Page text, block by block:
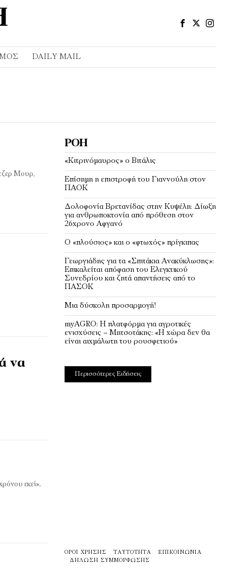
DAILY MAIL
Μουρ,
να
εκεί»,
ΡΟΉ
«Κιτρινόμαυρος» ο Βιτάλις
Επίσημη η επιστροφή του Γιαννούλη στον
ΠΑΟΚ
Δολοφονία Βρετανίδας στην Κυψέλη: Δίωξη
για ανθρωποκτονία από πρόθεση στον
26χρονο Αφγανό
Ο «πλούσιος» και ο «φτωχός» πρίγκιπας
Γεωργιάδης για τα «Σπιτάκια Ανακύκλωσης»:
Επικαλείται απόφαση του Ελεγκτικού
Συνεδρίου και ζητά απαντήσεις από το
ΠΑΣΟΚ
Μια δύσκολη προσαρμογή!
myAGRO: Η πλατφόρμα για αγροτικές
ενισχύσεις – Μητσοτάκης: «Η χώρα δεν θα
είναι αιχμάλωτη του ρουσφετιού»
Περισσότερες Ειδήσεις
ΌΡΟΙ ΧΡΉΣΗΣ ΤΑΥΤΌΤΗΤΑ
ΕΠΙΚΟΙΝΩΝΊΑ
ΔΉΛΩΣΗ ΣΥΜΜΌΡΦΩΣΗΣ